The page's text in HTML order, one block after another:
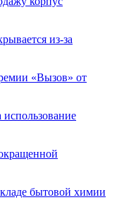
из-за
«Вызов» от
бытовой химии